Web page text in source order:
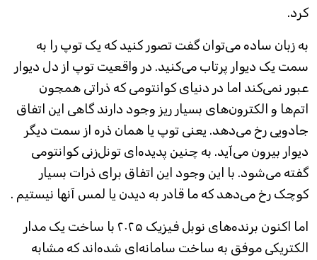
کرد.
به زبان ساده می‌توان گفت تصور کنید که یک توپ را به
سمت یک دیوار پرتاب می‌کنید. در واقعیت توپ از دل دیوار
عبور نمی‌کند اما در دنیای کوانتومی که ذراتی همجون
اتم‌ها و الکترون‌های بسیار ریز وجود دارند گاهی این اتفاق
جادویی رخ می‌دهد. یعنی توپ یا همان ذره از سمت دیگر
دیوار بیرون می‌آید. به چنین پدیده‌ای تونل‌زنی کوانتومی
گفته می‌شود. با این وجود این اتفاق برای ذرات بسیار
کوچک رخ می‌دهد که ما قادر به دیدن یا لمس آنها نیستیم .
اما اکنون برنده‌های نوبل فیزیک ۲۰۲۵ با ساخت یک مدار
الکتریکی موفق به ساخت سامانه‌ای شده‌اند که مشابه